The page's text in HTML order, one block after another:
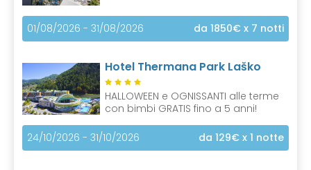
01/08/2026 - 31/08/2026 da 1850€ x 7 notti
Hotel Thermana Park Laško
HALLOWEEN e OGNISSANTI alle terme
con bimbi GRATIS fino a 5 anni!
24/10/2026 - 31/10/2026 da 129€ x 1 notte